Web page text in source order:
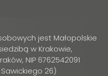
jest Małopolskie
w Krakowie,
NIP 6762542091
26)